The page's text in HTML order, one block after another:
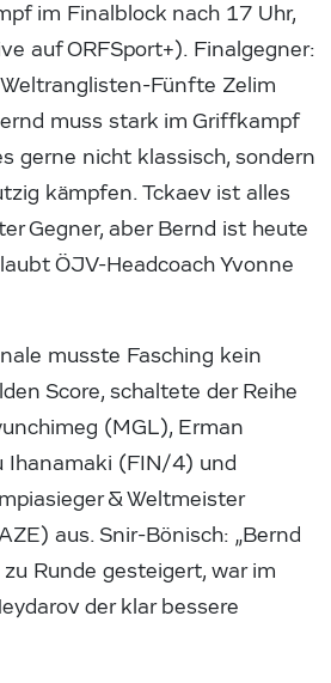
im Finalblock nach 17 Uhr,
auf ORFSport+). Finalgegner:
Fünfte Zelim
muss stark im Griffkampf
gerne nicht klassisch, sondern
kämpfen. Tckaev ist alles
Gegner, aber Bernd ist heute
ÖJV-Headcoach Yvonne
musste Fasching kein
Score, schaltete der Reihe
(MGL), Erman
Ihanamaki (FIN/4) und
& Weltmeister
aus. Snir-Bönisch: „Bernd
Runde gesteigert, war im
der klar bessere